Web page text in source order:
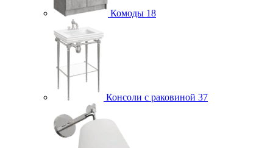
Комоды 18
Консоли с раковиной 37